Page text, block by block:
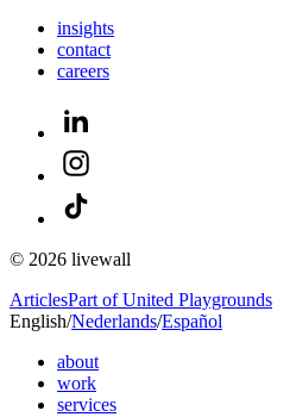
insights
contact
careers
© 2026 livewall
ArticlesPart of United Playgrounds
English/Nederlands/Español
about
work
services